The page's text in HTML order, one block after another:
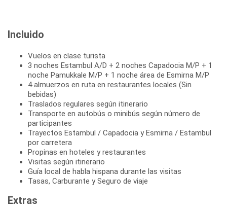
Incluido
Vuelos en clase turista
3 noches Estambul A/D + 2 noches Capadocia M/P + 1
noche Pamukkale M/P + 1 noche área de Esmirna M/P
4 almuerzos en ruta en restaurantes locales (Sin
bebidas)
Traslados regulares según itinerario
Transporte en autobús o minibús según número de
participantes
Trayectos Estambul / Capadocia y Esmirna / Estambul
por carretera
Propinas en hoteles y restaurantes
Visitas según itinerario
Guía local de habla hispana durante las visitas
Tasas, Carburante y Seguro de viaje
Extras